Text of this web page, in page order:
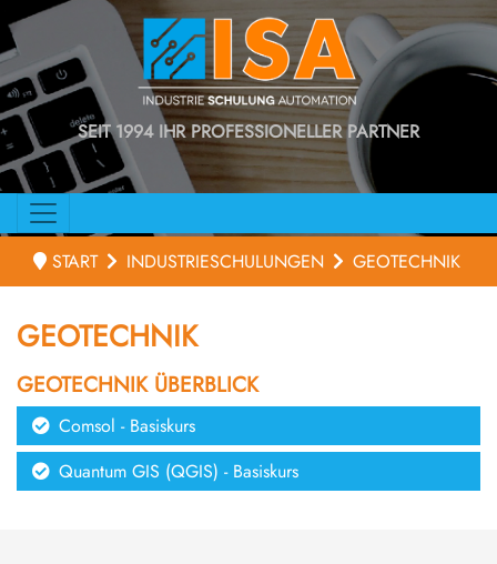
SEIT 1994 IHR PROFESSIONELLER PARTNER
START INDUSTRIESCHULUNGEN GEOTECHNIK
GEOTECHNIK
GEOTECHNIK ÜBERBLICK
Comsol - Basiskurs
Quantum GIS (QGIS) - Basiskurs